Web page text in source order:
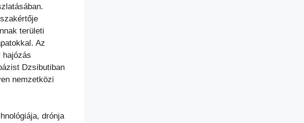
területi
Az
hajózás
Dzsibutiban
nemzetközi
drónja